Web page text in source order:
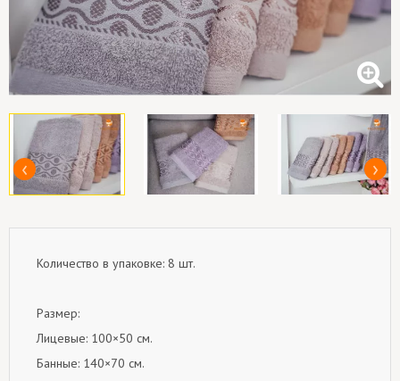
Количество в упаковке: 8 шт.
Размер:
Лицевые: 100×50 см.
Банные: 140×70 см.